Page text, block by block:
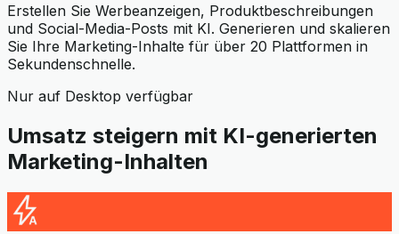
Erstellen Sie Werbeanzeigen, Produktbeschreibungen
und Social-Media-Posts mit KI. Generieren und skalieren
Sie Ihre Marketing-Inhalte für über 20 Plattformen in
Sekundenschnelle.
Nur auf Desktop verfügbar
Umsatz steigern mit KI-generierten
Marketing-Inhalten